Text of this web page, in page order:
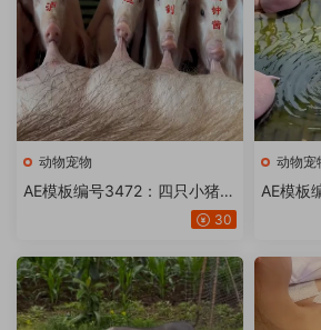
动物宠物
AE模板编号3472：四只小猪崽
吃奶头文字修改装逼视频【20
30
动物宠
AE模板
身上纹